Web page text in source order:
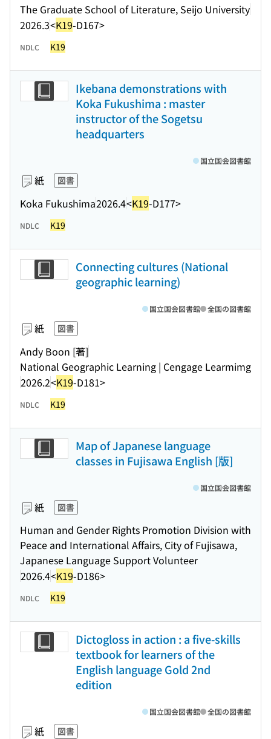
The Graduate School of Literature, Seijo University
2026.3<K19-D167>
NDLC K19
Ikebana demonstrations with
Koka Fukushima : master
instructor of the Sogetsu
headquarters
紙 図書
Koka Fukushima2026.4<K19-D177>
国立国会図書館
NDLC K19
Connecting cultures (National
geographic learning)
紙 図書
Andy Boon [著]
National Geographic Learning | Cengage Learmimg
2026.2<K19-D181>
国立国会図書館 全国の図書館
NDLC K19
Map of Japanese language
classes in Fujisawa English [版]
紙 図書
Human and Gender Rights Promotion Division with
Peace and International Affairs, City of Fujisawa,
Japanese Language Support Volunteer
2026.4<K19-D186>
国立国会図書館
NDLC K19
Dictogloss in action : a five-skills
textbook for learners of the
English language Gold 2nd
edition
紙 図書
国立国会図書館 全国の図書館